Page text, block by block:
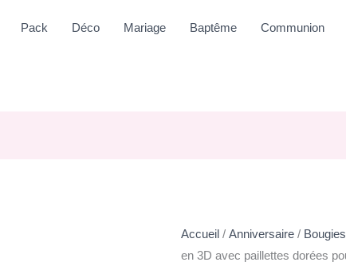
Pack Déco Mariage Baptême Communion
Accueil / Anniversaire /
en 3D avec paillettes dorées